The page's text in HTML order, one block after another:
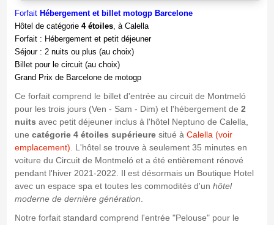
Forfait Hébergement et billet motogp Barcelone
Hôtel de catégorie 4 étoiles, à Calella
Forfait : Hébergement et petit déjeuner
Séjour : 2 nuits ou plus (au choix)
Billet pour le circuit (au choix)
Grand Prix de Barcelone de motogp
Ce forfait comprend le billet d'entrée au circuit de Montmeló
pour les trois jours (Ven - Sam - Dim) et l'hébergement de 2
nuits avec petit déjeuner inclus à l'hôtel Neptuno de Calella,
une catégorie 4 étoiles supérieuresitué à Calella (voir
emplacement) . L'hôtel se trouve à seulement 35 minutes en
voiture du Circuit de Montmeló et a été entièrement rénové
pendant l'hiver 2021-2022. Il est désormais un Boutique Hotel
avec un espace spa et toutes les commodités d'un hôtel
moderne de dernière génération
Notre forfait standard comprend l'entrée "Pelouse" pour le